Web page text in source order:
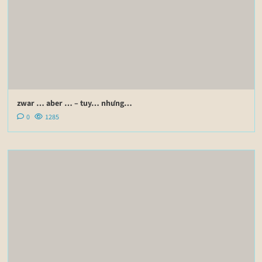
zwar … aber … – tuy… nhưng…
0 1285